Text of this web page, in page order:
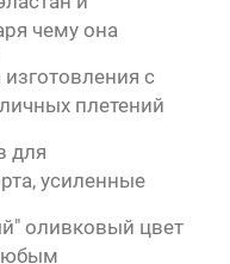
чему она
с
плетений
для
усиленные
оливковый цвет